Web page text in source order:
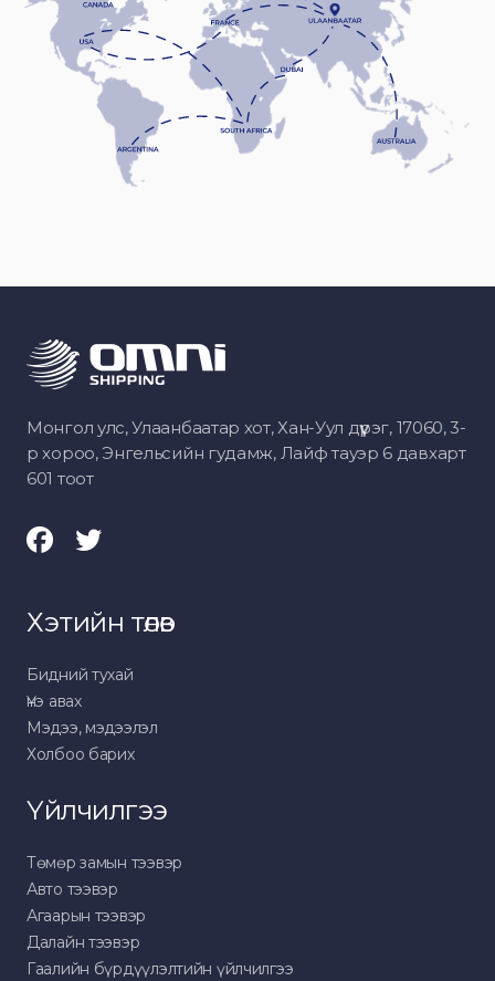
Монгол улс, Улаанбаатар хот, Хан-Уул дүүрэг, 17060, 3-
р хороо, Энгельсийн гудамж, Лайф тауэр 6 давхарт
601 тоот
Хэтийн төлөв
Бидний тухай
Үнэ авах
Мэдээ, мэдээлэл
Холбоо барих
Үйлчилгээ
Төмөр замын тээвэр
Авто тээвэр
Агаарын тээвэр
Далайн тээвэр
Гаалийн бүрдүүлэлтийн үйлчилгээ